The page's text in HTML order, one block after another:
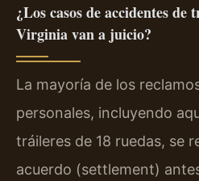
¿Los casos de accidentes
Virginia van a juicio?
La mayoría de los
personales, incluyendo
tráileres de 18 ruedas, se
acuerdo (settlement)